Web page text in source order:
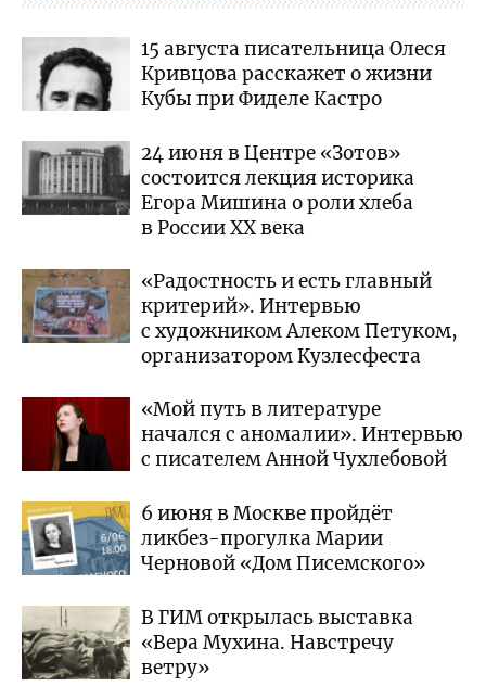
15 августа писательница Олеся
Кривцова расскажет о жизни
Кубы при Фиделе Кастро
24 июня в Центре «Зотов»
состоится лекция историка
Егора Мишина о роли хлеба
в России XX века
«Радостность и есть главный
критерий». Интервью
с художником Алеком Петуком,
организатором Кузлесфеста
«Мой путь в литературе
начался с аномалии». Интервью
с писателем Анной Чухлебовой
6 июня в Москве пройдёт
ликбез-прогулка Марии
Черновой «Дом Писемского»
В ГИМ открылась выставка
«Вера Мухина. Навстречу
ветру»